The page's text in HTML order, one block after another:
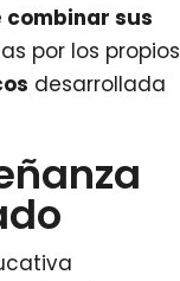
combinar sus
por los propios
desarrollada